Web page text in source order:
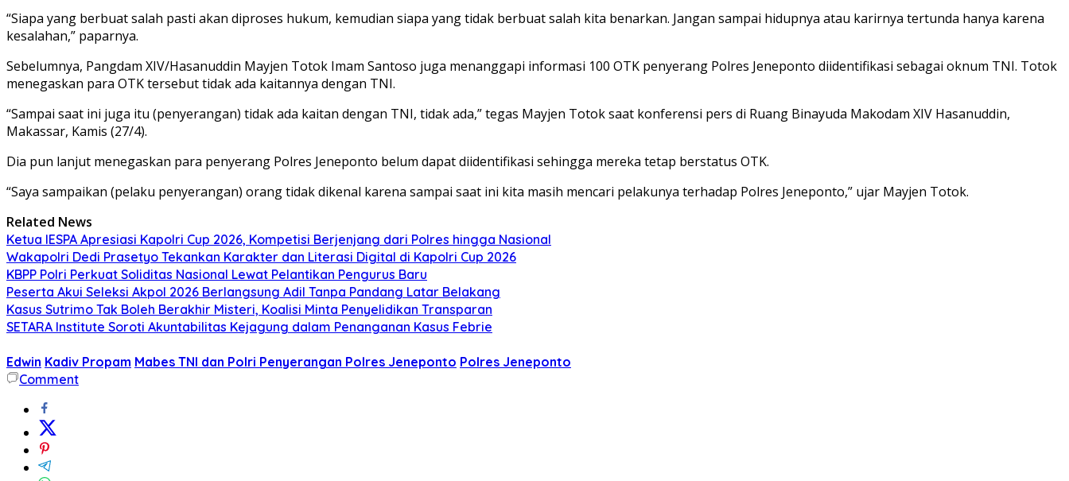
“Siapa yang berbuat salah pasti akan diproses hukum, kemudian siapa yang tidak berbuat salah kita benarkan. Jangan sampai hidupnya atau karirnya tertunda hanya karena
kesalahan,” paparnya.
Sebelumnya, Pangdam XIV/Hasanuddin Mayjen Totok Imam Santoso juga menanggapi informasi 100 OTK penyerang Polres Jeneponto diidentifikasi sebagai oknum TNI. Totok
menegaskan para OTK tersebut tidak ada kaitannya dengan TNI.
“Sampai saat ini juga itu (penyerangan) tidak ada kaitan dengan TNI, tidak ada,” tegas Mayjen Totok saat konferensi pers di Ruang Binayuda Makodam XIV Hasanuddin,
Makassar, Kamis (27/4).
Dia pun lanjut menegaskan para penyerang Polres Jeneponto belum dapat diidentifikasi sehingga mereka tetap berstatus OTK.
“Saya sampaikan (pelaku penyerangan) orang tidak dikenal karena sampai saat ini kita masih mencari pelakunya terhadap Polres Jeneponto,” ujar Mayjen Totok.
Related News
Ketua IESPA Apresiasi Kapolri Cup 2026, Kompetisi Berjenjang dari Polres hingga Nasional
Wakapolri Dedi Prasetyo Tekankan Karakter dan Literasi Digital di Kapolri Cup 2026
KBPP Polri Perkuat Soliditas Nasional Lewat Pelantikan Pengurus Baru
Peserta Akui Seleksi Akpol 2026 Berlangsung Adil Tanpa Pandang Latar Belakang
Kasus Sutrimo Tak Boleh Berakhir Misteri, Koalisi Minta Penyelidikan Transparan
SETARA Institute Soroti Akuntabilitas Kejagung dalam Penanganan Kasus Febrie
Edwin Kadiv Propam Mabes TNI dan Polri Penyerangan Polres Jeneponto Polres Jeneponto
Comment